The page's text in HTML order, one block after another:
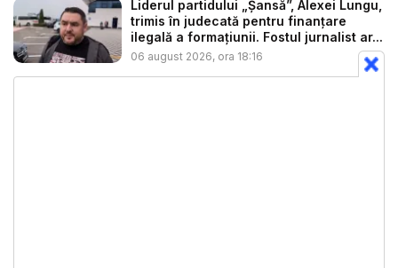
Liderul partidului „Șansă”, Alexei Lungu,
trimis în judecată pentru finanțare
ilegală a formațiunii. Fostul jurnalist ar...
06 august 2026, ora 18:16